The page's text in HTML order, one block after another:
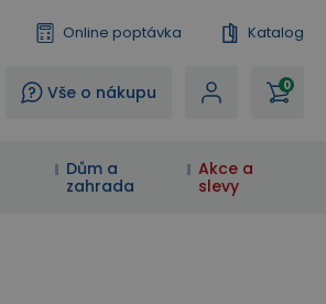
Online poptávka Katalog
? Vše o nákupu 0
Dům a
zahrada
Akce a
slevy